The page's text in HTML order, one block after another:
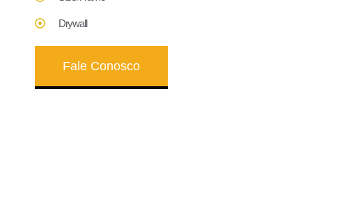
Drywall
Fale Conosco